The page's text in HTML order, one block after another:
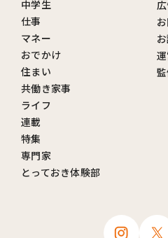
中学生
仕事
マネー
おでかけ
住まい
共働き家事
ライフ
連載
特集
専門家
とっておき体験部